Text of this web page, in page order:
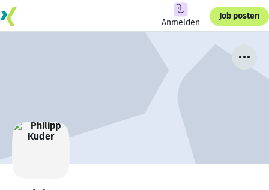
Anmelden
Job posten